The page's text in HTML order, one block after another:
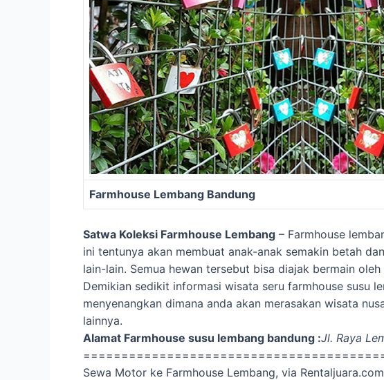
Farmhouse Lembang Bandung
Satwa Koleksi Farmhouse Lembang – Farmhouse
ini tentunya akan membuat anak-anak semakin betah
lain-lain. Semua hewan tersebut bisa diajak bermain
Demikian sedikit informasi wisata seru farmhouse susu
menyenangkan dimana anda akan merasakan wisata
lainnya.
Alamat Farmhouse susu lembang bandung :Jl. Raya
Sewa Motor ke Farmhouse Lembang, via